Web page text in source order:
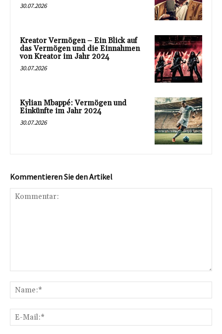
30.07.2026
Kreator Vermögen – Ein Blick auf
das Vermögen und die Einnahmen
von Kreator im Jahr 2024
30.07.2026
Kylian Mbappé: Vermögen und
Einkünfte im Jahr 2024
30.07.2026
Kommentieren Sie den Artikel